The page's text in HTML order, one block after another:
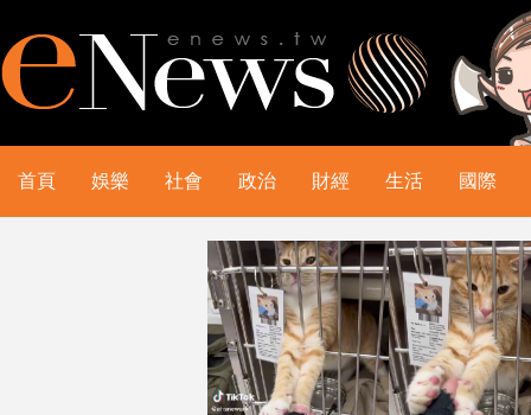
首頁 娛樂 社會 政治 財經 生活 國際